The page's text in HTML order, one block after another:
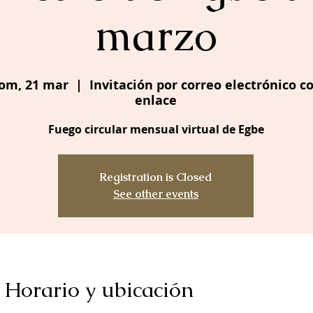
marzo
21 mar
  |
Invitación por correo electrónico
enlace
Fuego circular mensual virtual de Egbe
Registration is Closed
See other events
Horario y ubicación